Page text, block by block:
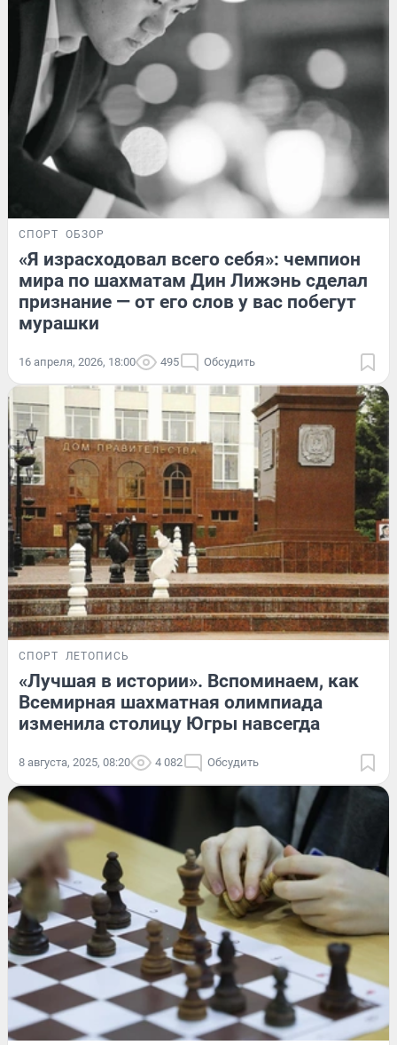
СПОРТ ОБЗОР
«Я израсходовал всего себя»: чемпион
мира по шахматам Дин Лижэнь сделал
признание — от его слов у вас побегут
мурашки
16 апреля, 2026, 18:00 495 Обсудить
СПОРТ ЛЕТОПИСЬ
«Лучшая в истории». Вспоминаем, как
Всемирная шахматная олимпиада
изменила столицу Югры навсегда
8 августа, 2025, 08:20 4 082 Обсудить